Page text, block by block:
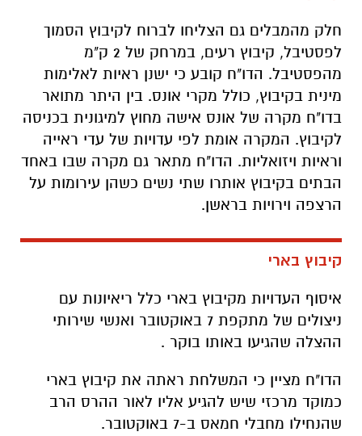
חלק מהמבלים גם הצליחו לברוח לקיבוץ הסמוך
לפסטיבל, קיבוץ רעים, במרחק של 2 ק"מ
מהפסטיבל. הדו"ח קובע כי ישנן ראיות לאלימות
מינית בקיבוץ, כולל מקרי אונס. בין היתר מתואר
בדו"ח מקרה של אונס אישה מחוץ למיגונית בכניסה
לקיבוץ. המקרה אומת לפי עדויות של עדי ראייה
וראיות ויזואליות. הדו"ח מתאר גם מקרה שבו באחד
הבתים בקיבוץ אותרו שתי נשים כשהן עירומות על
הרצפה וירויות בראשן.
קיבוץ בארי
איסוף העדויות מקיבוץ בארי כלל ריאיונות עם
ניצולים של מתקפת 7 באוקטובר ואנשי שירותי
ההצלה שהגיעו באותו בוקר .
הדו"ח מציין כי המשלחת ראתה את קיבוץ בארי
כמוקד מרכזי שיש להגיע אליו לאור ההרס הרב
שהנחילו מחבלי חמאס ב-7 באוקטובר.